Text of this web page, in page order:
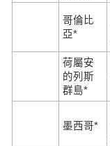
哥倫比
亞*
荷屬安
的列斯
群島*
墨西哥*